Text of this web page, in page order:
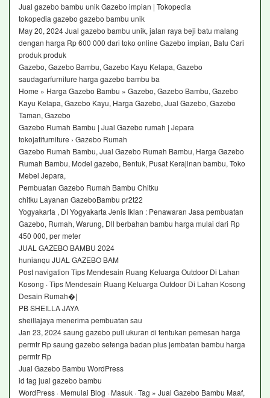
Jual gazebo bambu unik Gazebo impian | Tokopedia
tokopedia gazebo gazebo bambu unik
May 20, 2024 Jual gazebo bambu unik, jalan raya beji batu malang
dengan harga Rp 600 000 dari toko online Gazebo impian, Batu Cari
produk produk
Gazebo, Gazebo Bambu, Gazebo Kayu Kelapa, Gazebo
saudagarfurniture harga gazebo bambu ba
Home » Harga Gazebo Bambu » Gazebo, Gazebo Bambu, Gazebo
Kayu Kelapa, Gazebo Kayu, Harga Gazebo, Jual Gazebo, Gazebo
Taman, Gazebo
Gazebo Rumah Bambu | Jual Gazebo rumah | Jepara
tokojatifurniture › Gazebo Rumah
Gazebo Rumah Bambu, Jual Gazebo Rumah Bambu, Harga Gazebo
Rumah Bambu, Model gazebo, Bentuk, Pusat Kerajinan bambu, Toko
Mebel Jepara,
Pembuatan Gazebo Rumah Bambu Chitku
chitku Layanan GazeboBambu pr2t22
Yogyakarta , DI Yogyakarta Jenis Iklan : Penawaran Jasa pembuatan
Gazebo, Rumah, Warung, Dll berbahan bambu harga mulai dari Rp
450 000, per meter
JUAL GAZEBO BAMBU 2024
hunianqu JUAL GAZEBO BAM
Post navigation Tips Mendesain Ruang Keluarga Outdoor Di Lahan
Kosong · Tips Mendesain Ruang Keluarga Outdoor Di Lahan Kosong
Desain Rumah�|
PB SHEILLA JAYA
sheillajaya menerima pembuatan sau
Jan 23, 2024 saung gazebo pull ukuran di tentukan pemesan harga
permtr Rp saung gazebo setenga badan plus jembatan bambu harga
permtr Rp
Jual Gazebo Bambu WordPress
id tag jual gazebo bambu
WordPress · Memulai Blog · Masuk · Tag » Jual Gazebo Bambu Maaf,